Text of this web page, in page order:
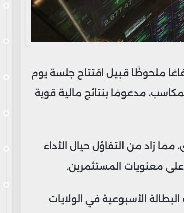
ملحوظًا قبيل افتتاح جلسة يوم
مدعومًا بنتائج مالية قوية
مما زاد من التفاؤل حيال الأداء
على معنويات المستثمرين.
الأسبوعية في الولايات